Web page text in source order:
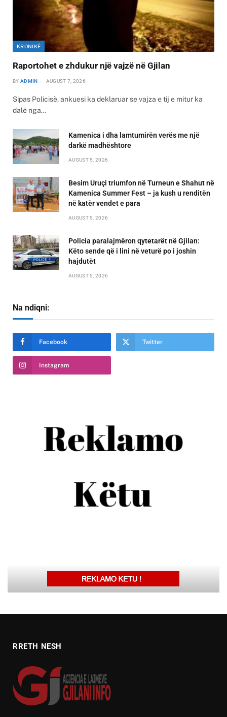
KRONIKË
Raportohet e zhdukur një vajzë në Gjilan
BY ADMIN AUGUST 7, 2026
Sipas Policisë, ankuesi ka deklaruar se vajza e tij e mitur ka
dalë nga…
Kamenica i dha lamtumirën verës me një
darkë madhështore
AUGUST 5, 2026
Besim Uruçi triumfon në Turneun e Shahut në
Kamenica Summer Fest – ja kush u renditën
në katër vendet e para
AUGUST 5, 2026
Policia paralajmëron qytetarët në Gjilan:
Këto sende që i lini në veturë po i joshin
hajdutët
AUGUST 5, 2026
Na ndiqni:
Facebook Twitter
Instagram
RRETH NESH